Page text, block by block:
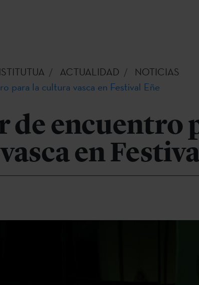
ACTUALIDAD
NOTICIAS
para la cultura vasca en Festival Eñe
de encuentro
en